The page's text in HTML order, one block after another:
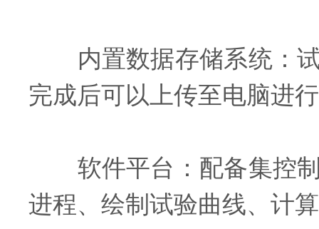
内置数据存储系统：试
完成后可以上传至电脑进
软件平台：配备集控制
进程、绘制试验曲线、计